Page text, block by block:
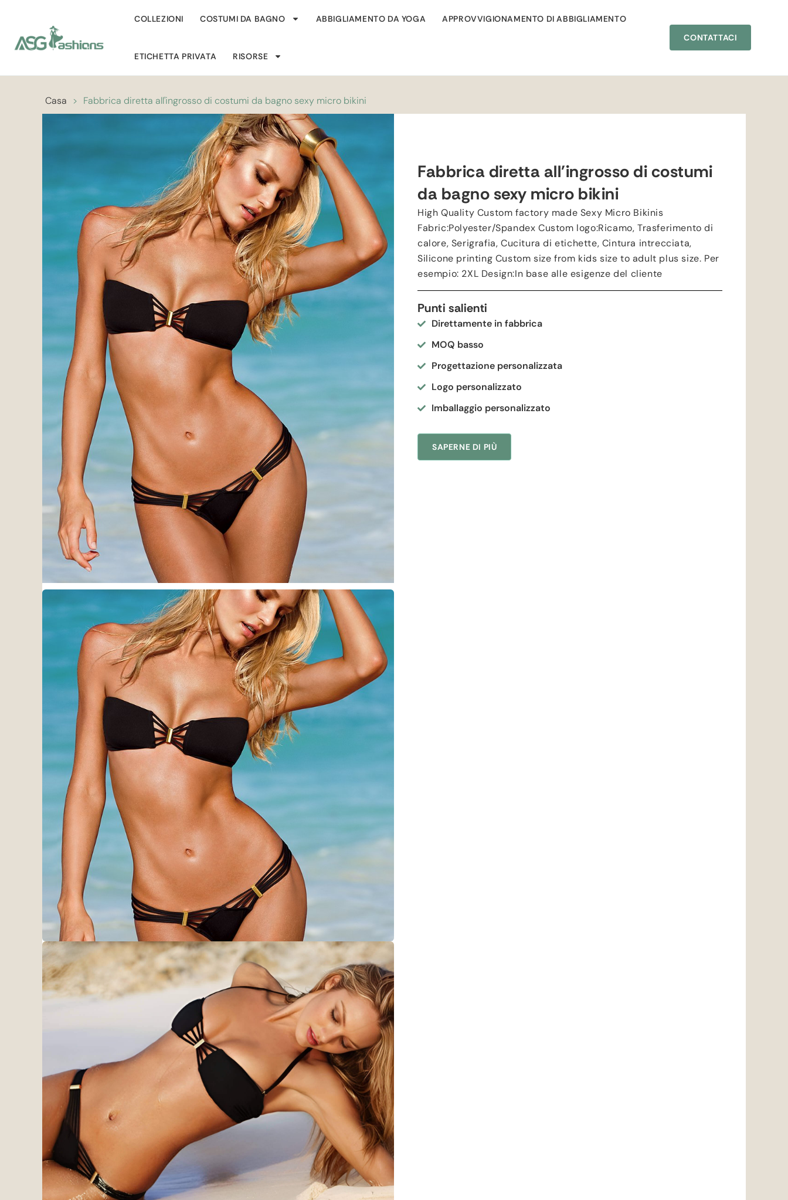
COLLEZIONI COSTUMI DA BAGNO ABBIGLIAMENTO DA YOGA APPROVVIGIONAMENTO DI ABBIGLIAMENTO
ETICHETTA PRIVATA RISORSE
CONTATTACI
Casa > Fabbrica diretta all'ingrosso di costumi da bagno sexy micro bikini
Fabbrica diretta all'ingrosso di costumi
da bagno sexy micro bikini
High Quality Custom factory made Sexy Micro Bikinis
Fabric:Polyester/Spandex Custom logo:Ricamo, Trasferimento di
calore, Serigrafia, Cucitura di etichette, Cintura intrecciata,
Silicone printing Custom size from kids size to adult plus size. Per
esempio: 2XL Design:In base alle esigenze del cliente
Punti salienti
Direttamente in fabbrica
MOQ basso
Progettazione personalizzata
Logo personalizzato
Imballaggio personalizzato
SAPERNE DI PIÙ